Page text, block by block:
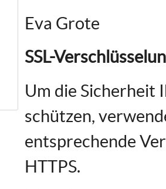
Eva Grote
SSL-
Um die Sicherheit
schützen,
entsprechende
HTTPS.